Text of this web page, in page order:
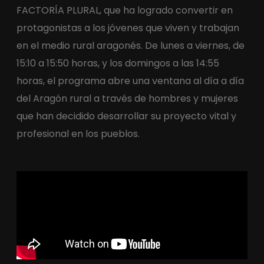
FACTORÍA PLURAL, que ha logrado convertir en
protagonistas a los jóvenes que viven y trabajan
en el medio rural aragonés. De lunes a viernes, de
15:10 a 15:50 horas, y los domingos a las 14:55
horas, el programa abre una ventana al día a día
del Aragón rural a través de hombres y mujeres
que han decidido desarrollar su proyecto vital y
profesional en los pueblos.